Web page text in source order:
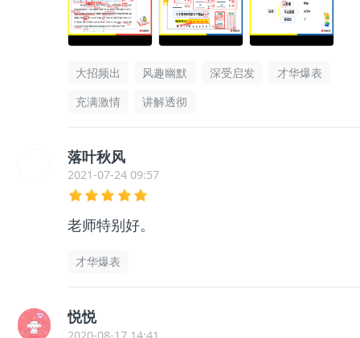
大招频出 风趣幽默 深受启发
才华爆表
充满激情
讲解透彻
落叶秋风
2021-07-24 09:57
老师特别好。
才华爆表
悦悦